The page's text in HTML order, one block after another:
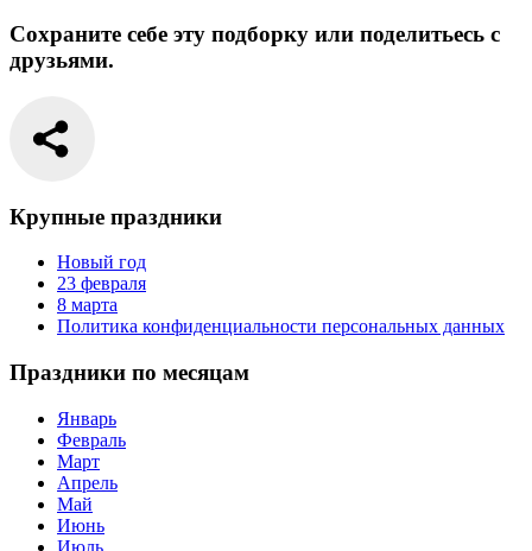
Сохраните себе эту подборку или поделитьесь с
друзьями.
Крупные праздники
Новый год
23 февраля
8 марта
Политика конфиденциальности персональных данных
Праздники по месяцам
Январь
Февраль
Март
Апрель
Май
Июнь
Июль